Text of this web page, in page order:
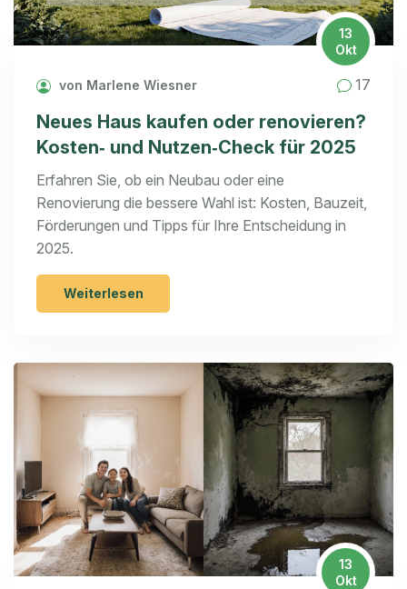
13
Okt
von Marlene Wiesner 17
Neues Haus kaufen oder renovieren?
Kosten‑ und Nutzen‑Check für 2025
Erfahren Sie, ob ein Neubau oder eine
Renovierung die bessere Wahl ist: Kosten, Bauzeit,
Förderungen und Tipps für Ihre Entscheidung in
2025.
Weiterlesen
13
Okt